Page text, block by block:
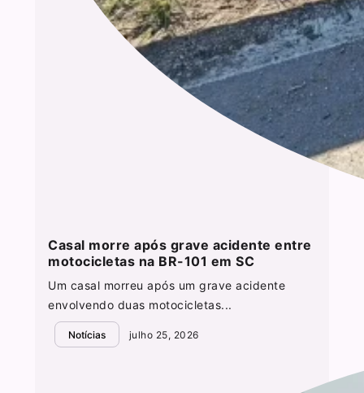
Casal morre após grave acidente entre
motocicletas na BR-101 em SC
Um casal morreu após um grave acidente
envolvendo duas motocicletas...
Notícias julho 25, 2026